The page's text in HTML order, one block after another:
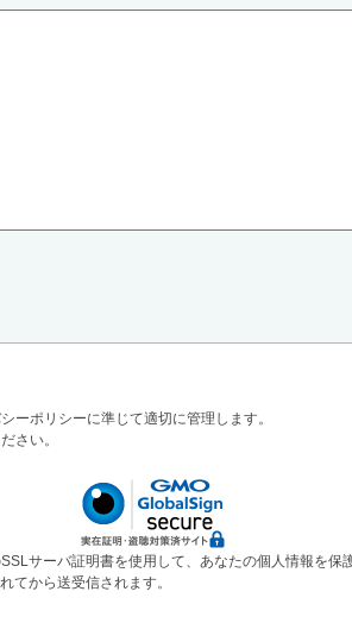
ーポリシーに準じて適切に管理します。
さい。
サーバ証明書を使用して、あなたの個人情報を保
てから送受信されます。